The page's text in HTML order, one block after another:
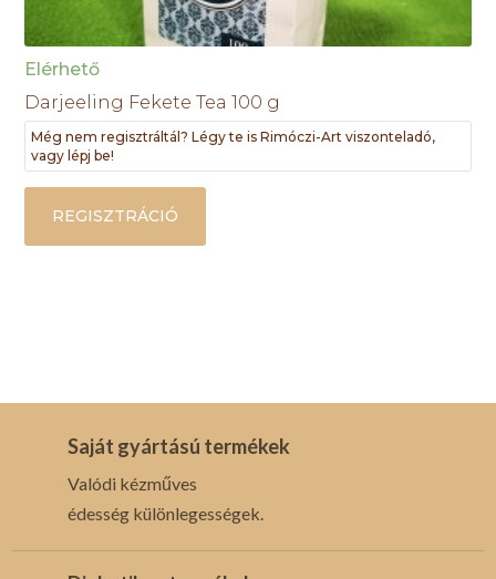
Elérhető
Darjeeling Fekete Tea 100 g
Még nem regisztráltál? Légy te is Rimóczi-Art viszonteladó,
vagy lépj be!
REGISZTRÁCIÓ
Saját gyártású termékek
Valódi kézműves
édesség különlegességek.